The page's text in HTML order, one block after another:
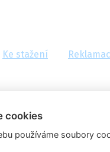
Ke stažení
Ceny jsou
cookies
používáme soubory